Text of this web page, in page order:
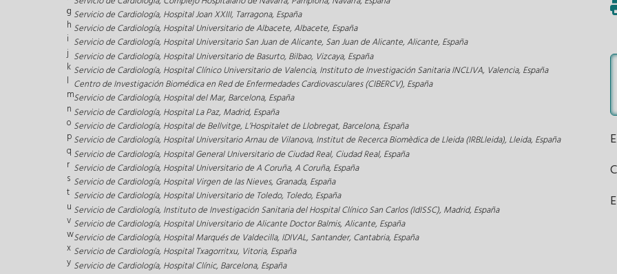
g Servicio de Cardiología, Hospital Joan XXIII, Tarragona, España
h Servicio de Cardiología, Hospital Universitario de Albacete, Albacete, España
i Servicio de Cardiología, Hospital Universitario San Juan de Alicante, San Juan de Alicante, Alicante, España
j Servicio de Cardiología, Hospital Universitario de Basurto, Bilbao, Vizcaya, España
k Servicio de Cardiología, Hospital Clínico Universitario de Valencia, Instituto de Investigación Sanitaria INCLIVA, Valencia, España
l Centro de Investigación Biomédica en Red de Enfermedades Cardiovasculares (CIBERCV), España
mServicio de Cardiología, Hospital del Mar, Barcelona, España
n Servicio de Cardiología, Hospital La Paz, Madrid, España
o Servicio de Cardiología, Hospital de Bellvitge, L’Hospitalet de Llobregat, Barcelona, España
pServicio de Cardiología, Hospital Universitario Arnau de Vilanova, Institut de Recerca Biomèdica de Lleida (IRBLleida), Lleida, España
q Servicio de Cardiología, Hospital General Universitario de Ciudad Real, Ciudad Real, España
r Servicio de Cardiología, Hospital Universitario de A Coruña, A Coruña, España
s Servicio de Cardiología, Hospital Virgen de las Nieves, Granada, España
t Servicio de Cardiología, Hospital Universitario de Toledo, Toledo, España
u Servicio de Cardiología, Instituto de Investigación Sanitaria del Hospital Clínico San Carlos (IdISSC), Madrid, España
v Servicio de Cardiología, Hospital Universitario de Alicante Doctor Balmis, Alicante, España
wServicio de Cardiología, Hospital Marqués de Valdecilla, IDIVAL, Santander, Cantabria, España
x Servicio de Cardiología, Hospital Txagorritxu, Vitoria, España
y Servicio de Cardiología, Hospital Clínic, Barcelona, España